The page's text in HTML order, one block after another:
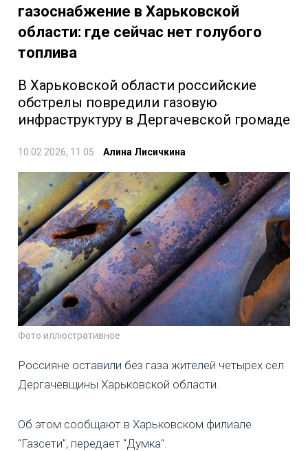
газоснабжение в Харьковской
области: где сейчас нет голубого
топлива
В Харьковской области российские
обстрелы повредили газовую
инфраструктуру в Дергачевской громаде
10.02.2026, 11:05 Алина Лисичкина
Фото иллюстративное
Россияне оставили без газа жителей четырех сел
Дергачевщины Харьковской области.
Об этом сообщают в Харьковском филиале
"Газсети", передает "Думка".